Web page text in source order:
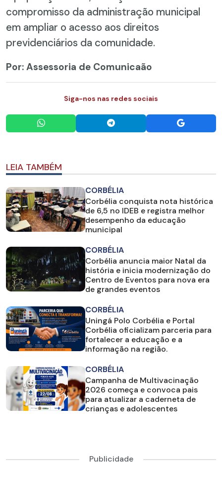
compromisso da administração municipal
em ampliar o acesso aos direitos
previdenciários da comunidade.
Por: Assessoria de Comunicaão
Siga-nos nas redes sociais
LEIA TAMBÉM
CORBÉLIA
Corbélia conquista nota histórica
de 6,5 no IDEB e registra melhor
desempenho da educação
municipal
CORBÉLIA
Corbélia anuncia maior Natal da
história e inicia modernização do
Centro de Eventos para nova era
de grandes eventos
CORBÉLIA
Uningá Polo Corbélia e Portal
Corbélia oficializam parceria para
fortalecer a educação e a
informação na região.
CORBÉLIA
Campanha de Multivacinação
2026 começa e convoca pais
para atualizar a caderneta de
crianças e adolescentes
Publicidade